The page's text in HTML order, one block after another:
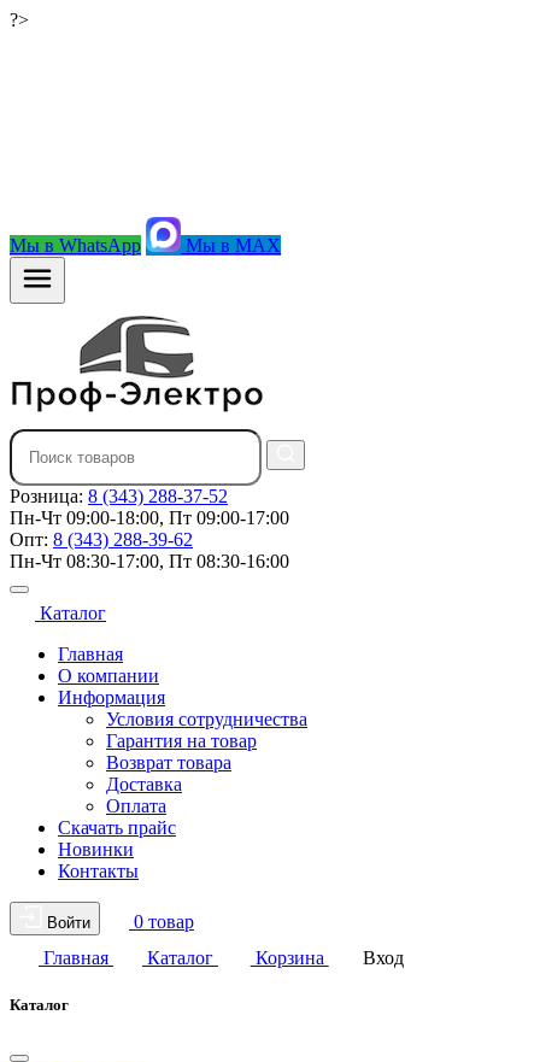
?>
Мы в WhatsApp Мы в MAX
Розница: 8 (343) 288-37-52
Пн-Чт 09:00-18:00, Пт 09:00-17:00
Опт: 8 (343) 288-39-62
Пн-Чт 08:30-17:00, Пт 08:30-16:00
Каталог
Главная
О компании
Информация
Условия сотрудничества
Гарантия на товар
Возврат товара
Доставка
Оплата
Скачать прайс
Новинки
Контакты
Войти
0 товар
Главная
Каталог Корзина Вход
Каталог